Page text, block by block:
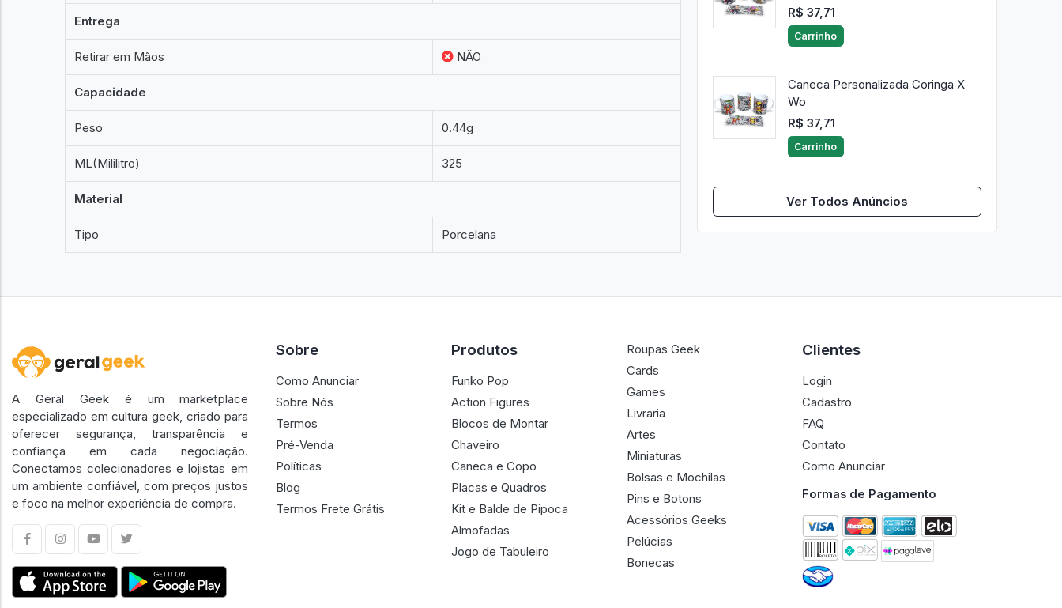
Entrega
Retirar em Mãos NÃO
Capacidade
Peso 0.44g
ML(Mililitro) 325
Material
Tipo Porcelana
R$ 37,71
Carrinho
Caneca Personalizada Coringa X
Wo
R$ 37,71
Carrinho
Ver Todos Anúncios
A Geral Geek é um marketplace
especializado em cultura geek, criado para
oferecer segurança, transparência e
confiança em cada negociação.
Conectamos colecionadores e lojistas em
um ambiente confiável, com preços justos
e foco na melhor experiência de compra.
Sobre
Como Anunciar
Sobre Nós
Termos
Pré-Venda
Políticas
Blog
Termos Frete Grátis
Produtos
Funko Pop
Action Figures
Blocos de Montar
Chaveiro
Caneca e Copo
Placas e Quadros
Kit e Balde de Pipoca
Almofadas
Jogo de Tabuleiro
Roupas Geek
Cards
Games
Livraria
Artes
Miniaturas
Bolsas e Mochilas
Pins e Botons
Acessórios Geeks
Pelúcias
Bonecas
Clientes
Login
Cadastro
FAQ
Contato
Como Anunciar
Formas de Pagamento